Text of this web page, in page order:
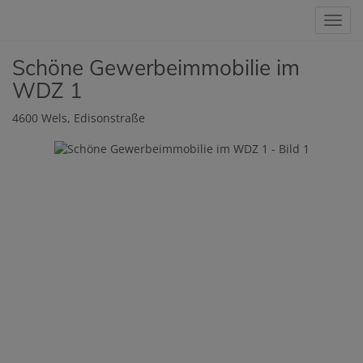
Schöne Gewerbeimmobilie im
WDZ 1
4600 Wels, Edisonstraße